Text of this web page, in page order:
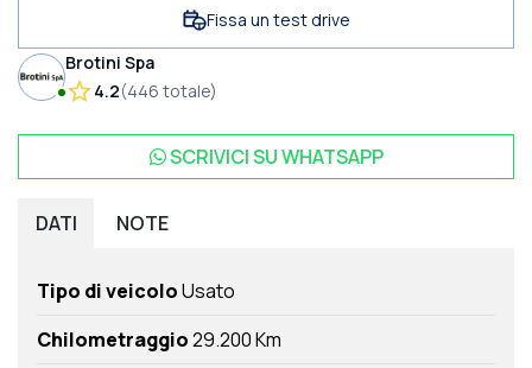
Fissa un test drive
Brotini Spa
4.2(446 totale)
SCRIVICI SUWHATSAPP
DATI NOTE
Tipo di veicoloUsato
Chilometraggio29.200 Km